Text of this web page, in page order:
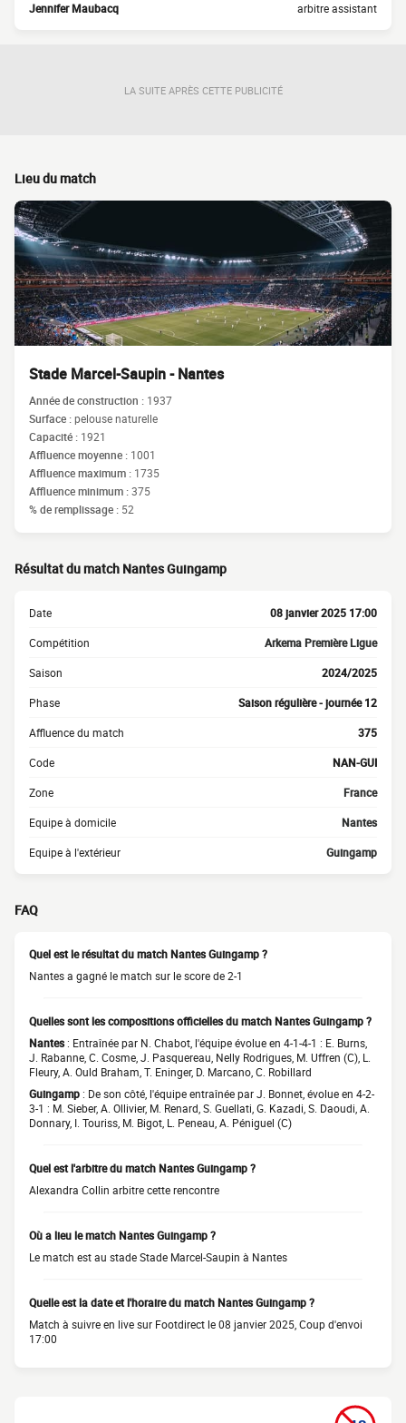
Jennifer Maubacq arbitre assistant
LA SUITE APRÈS CETTE PUBLICITÉ
Lieu du match
Stade Marcel-Saupin - Nantes
Année de construction : 1937
Surface :pelouse naturelle
Capacité : 1921
Affluence moyenne : 1001
Affluence maximum : 1735
Affluence minimum :375
% de remplissage : 52
Résultat du match Nantes Guingamp
Date 08 janvier 2025 17:00
Compétition Arkema Première Ligue
Saison 2024/2025
Phase Saison régulière - journée 12
Affluence du match 375
Code NAN-GUI
Zone France
Equipe à domicile Nantes
Equipe à l'extérieur Guingamp
FAQ
Quel est le résultat du match Nantes Guingamp ?
Nantes a gagné le match sur le score de 2-1
Quelles sont les compositions officielles du match Nantes Guingamp ?
Nantes: Entraînée par N. Chabot, l'équipe évolue en 4-1-4-1 : E. Burns,
J. Rabanne, C. Cosme, J. Pasquereau, Nelly Rodrigues, M. Uffren (C), L.
Fleury, A. Ould Braham, T. Eninger, D. Marcano, C. Robillard
Guingamp : De son côté, l'équipe entraînée par J. Bonnet, évolue en 4-2-
3-1 : M. Sieber, A. Ollivier, M. Renard, S. Guellati, G. Kazadi, S. Daoudi, A.
Donnary, I. Touriss, M. Bigot, L. Peneau, A. Péniguel (C)
Quel est l'arbitre du match Nantes Guingamp ?
Alexandra Collin arbitre cette rencontre
Où a lieu le match Nantes Guingamp ?
Le match est au stade Stade Marcel-Saupin à Nantes
Quelle est la date et l'horaire du match Nantes Guingamp ?
Match à suivre en live sur Footdirect le 08 janvier 2025, Coup d'envoi
17:00